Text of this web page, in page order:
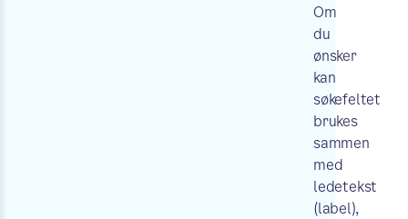
Om
du
ønsker
kan
søkefeltet
brukes
sammen
med
ledetekst
(label),